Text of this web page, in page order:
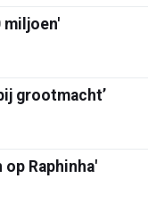
miljoen'
grootmacht’
Raphinha'